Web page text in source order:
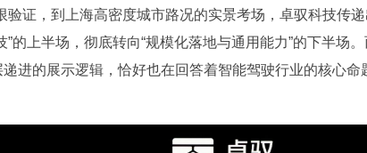
验证，到上海高密度城市路况的实景考场，卓驭科技传
”的上半场，彻底转向“规模化落地与通用能力”的下半场
进的展示逻辑，恰好也在回答着智能驾驶行业的核心命